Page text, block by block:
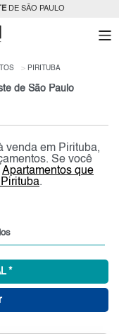
DE SÃO PAULO
PIRITUBA
de São Paulo
venda em Pirituba,
Se você
Apartamentos que
.
*